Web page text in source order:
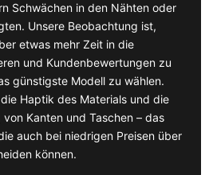
Schwächen in den Nähten oder
Unsere Beobachtung ist,
etwas mehr Zeit in die
und Kundenbewertungen zu
günstigste Modell zu wählen.
Haptik des Materials und die
Kanten und Taschen – das
auch bei niedrigen Preisen über
können.